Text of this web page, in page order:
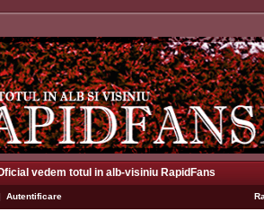
vedem totul in alb-visiniu RapidFans
Autentificare